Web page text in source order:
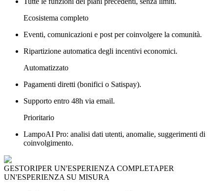
Ecosistema completo
Eventi, comunicazioni e post per coinvolgere la comunità.
Ripartizione automatica degli incentivi economici.
Automatizzato
Pagamenti diretti (bonifici o Satispay).
Supporto entro 48h via email.
Prioritario
LampoAI Pro: analisi dati utenti, anomalie, suggerimenti di
coinvolgimento.
GESTORIPER UN'ESPERIENZA COMPLETAPER
UN'ESPERIENZA SU MISURA